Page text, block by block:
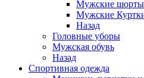
Мужские шорты
Мужские
Назад
Головные уборы
Мужская обувь
Назад
Спортивная одежда